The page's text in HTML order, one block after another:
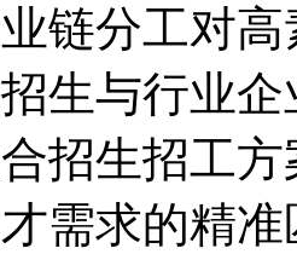
链分工对
生与行业
招生招工
需求的精